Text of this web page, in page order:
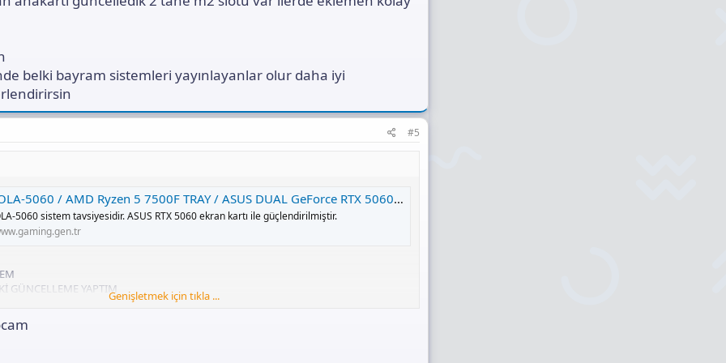
belki bayram sistemleri yayınlayanlar olur daha iyi
#5
5060 / AMD Ryzen 5 7500F TRAY / ASUS DUAL GeForce RTX 5060 OC 8GB / 16GB RAM / 500GB M.2 SSD Sistem Tavsiyesi
5060 sistem tavsiyesidir. ASUS RTX 5060 ekran kartı ile güçlendirilmiştir.
GÜNCELLEME YAPTIM
R YAPTIM
Genişletmek için tıkla ...